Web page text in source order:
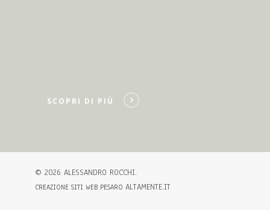
SCOPRI DI PIÙ
©2026 ALESSANDRO ROCCHI.
CREAZIONE SITI WEB PESAROALTAMENTE.IT